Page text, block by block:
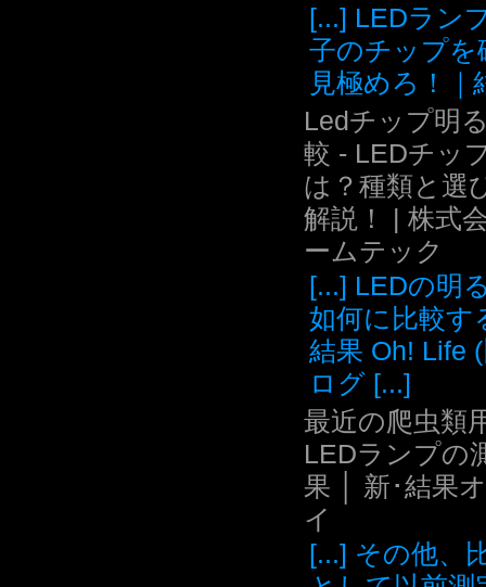
[...] LEDラン
子のチップを
見極めろ！｜
Ledチップ明
較 - LEDチッ
は？種類と選
解説！ | 株式
ームテック
[...] LEDの明
如何に比較す
結果 Oh! Life
ログ [...]
最近の爬虫類
LEDランプの
果 │ 新･結果
イ
[...] その他、